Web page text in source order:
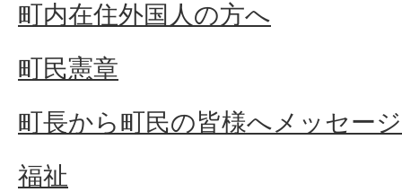
町内在住外国人の方へ
町民憲章
町長から町民の皆様へメッセージ
福祉